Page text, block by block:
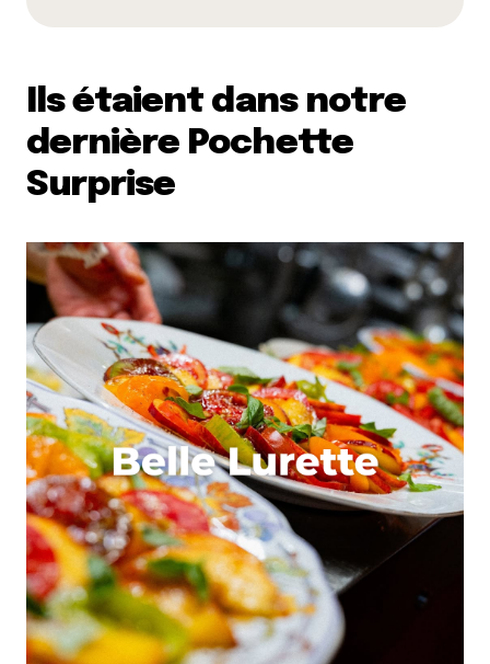
Ils étaient dans notre
dernière Pochette
Surprise